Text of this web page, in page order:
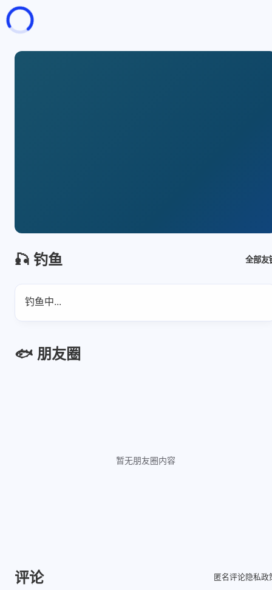
页面加载中
🎣 钓鱼 全部友
钓鱼中...
🐟 朋友圈
暂无朋友圈内容
评论 匿名评论隐私政
博客分类